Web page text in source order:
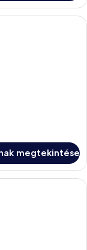
szoba íróasztallal, két
megtekintése
szoba, amelyben